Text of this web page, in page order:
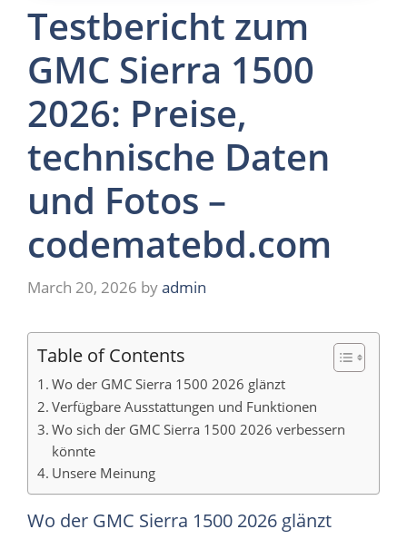
Testbericht zum
GMC Sierra 1500
2026: Preise,
technische Daten
und Fotos –
codematebd.com
March 20, 2026 byadmin
Table of Contents
Wo der GMC Sierra 1500 2026 glänzt
Verfügbare Ausstattungen und Funktionen
Wo sich der GMC Sierra 1500 2026 verbessern
könnte
Unsere Meinung
Wo der GMC Sierra 1500 2026 glänzt